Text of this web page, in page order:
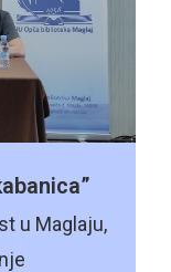
u Maglaju,